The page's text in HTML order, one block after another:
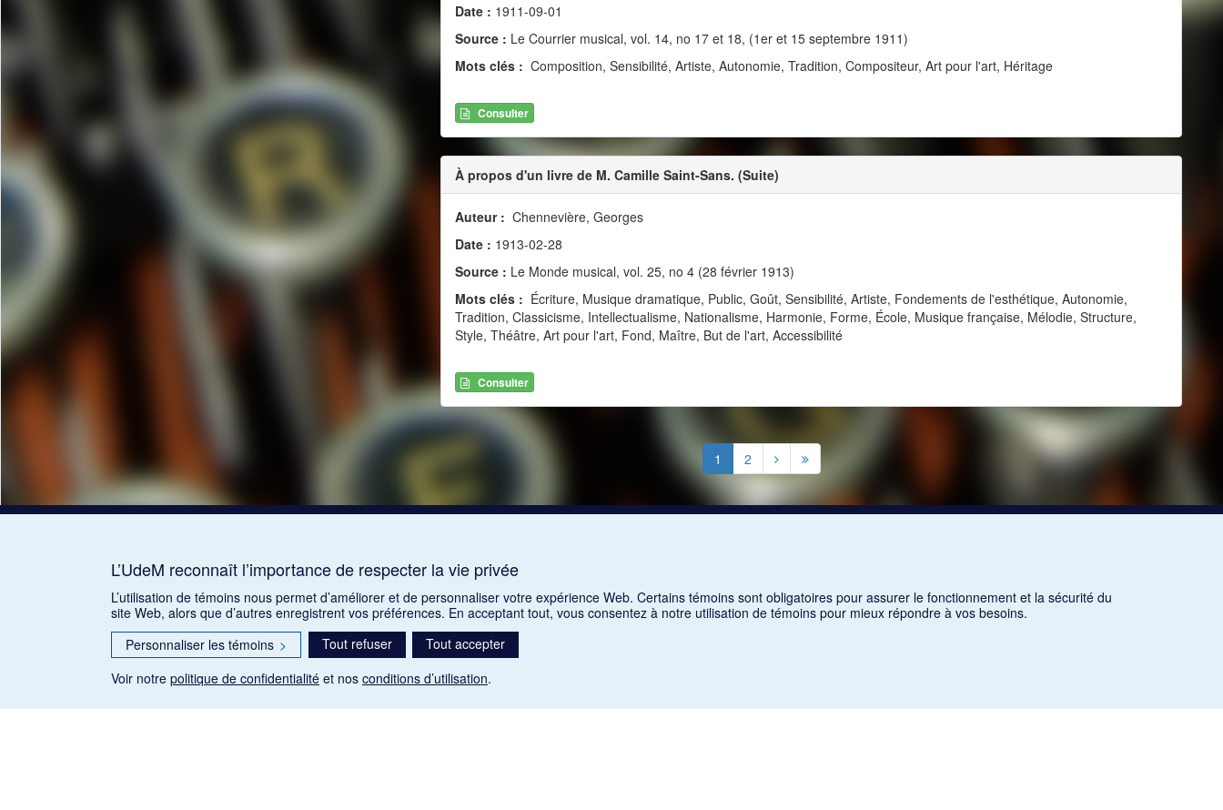
Date : 1911-09-01
Source : Le Courrier musical, vol. 14, no 17 et 18, (1er et 15 septembre 1911)
Mots clés : Composition, Sensibilité, Artiste, Autonomie, Tradition, Compositeur, Art pour l'art, Héritage
Consulter
À propos d'un livre de M. Camille Saint-Sans. (Suite)
Auteur : Chennevière, Georges
Date : 1913-02-28
Source : Le Monde musical, vol. 25, no 4 (28 février 1913)
Mots clés : Écriture, Musique dramatique, Public, Goût, Sensibilité, Artiste, Fondements de l'esthétique, Autonomie,
Tradition, Classicisme, Intellectualisme, Nationalisme, Harmonie, Forme, École, Musique française, Mélodie, Structure,
Style, Théâtre, Art pour l'art, Fond, Maître, But de l'art, Accessibilité
Consulter
1 2
L’UdeM reconnaît l’importance de respecter la vie privée
L’utilisation de témoins nous permet d’améliorer et de personnaliser votre expérience Web. Certains témoins sont obligatoires pour assurer le fonctionnement et la sécurité du
site Web, alors que d’autres enregistrent vos préférences. En acceptant tout, vous consentez à notre utilisation de témoins pour mieux répondre à vos besoins.
Personnaliser les témoins > Tout refuser
Tout accepter
Voir notre politique de confidentialité et nos conditions d’utilisation.